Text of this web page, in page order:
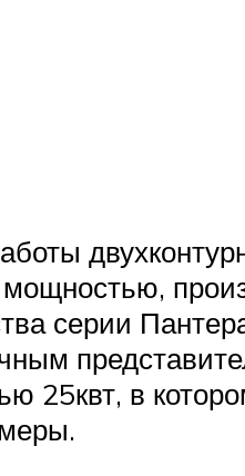
серии
в